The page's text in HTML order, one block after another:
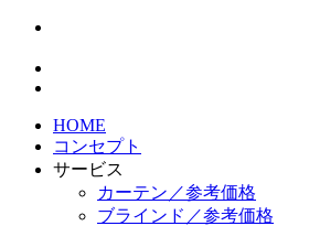
HOME
コンセプト
サービス
カーテン／参考価格
ブラインド／参考価格